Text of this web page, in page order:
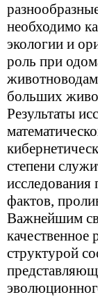
необходимо
экологии и
роль при
больших
Результаты
степени
исследования
фактов,
Важнейшим
качественное
структурой
представля